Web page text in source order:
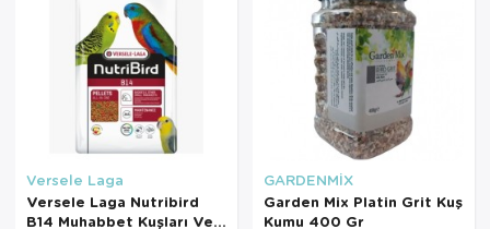
Versele Laga
Versele Laga Nutribird
B14 Muhabbet Kuşları Ve
GARDENMİX
Garden Mix Platin Grit Kuş
Kumu 400 Gr